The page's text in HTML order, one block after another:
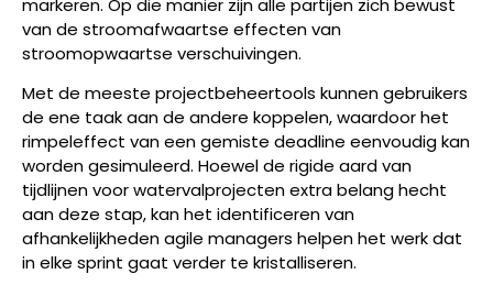
markeren. Op die manier zijn alle partijen zich bewust
van de stroomafwaartse effecten van
stroomopwaartse verschuivingen.
Met de meeste projectbeheertools kunnen gebruikers
de ene taak aan de andere koppelen, waardoor het
rimpeleffect van een gemiste deadline eenvoudig kan
worden gesimuleerd. Hoewel de rigide aard van
tijdlijnen voor watervalprojecten extra belang hecht
aan deze stap, kan het identificeren van
afhankelijkheden agile managers helpen het werk dat
in elke sprint gaat verder te kristalliseren.